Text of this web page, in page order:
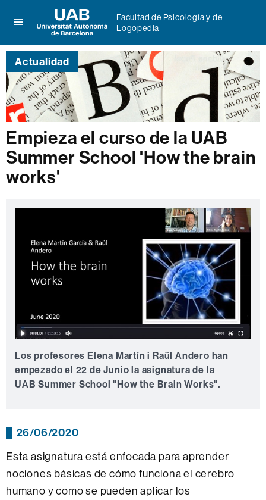
aquí
para
desplegar
el
menú
de
Facultad
Psicología
y
de
Logopedia
Universitat
Autònoma
de
Barcelona
Facultad de Psicología y de
Logopedia
Actualidad
Empieza el curso de la UAB
Summer School 'How the brain
works'
Los profesores Elena Martín i Raül Andero han
empezado el 22 de Junio la asignatura de la
UAB Summer School "How the Brain Works".
26/06/2020
Esta asignatura está enfocada para aprender
nociones básicas de cómo funciona el cerebro
humano y como se pueden aplicar los